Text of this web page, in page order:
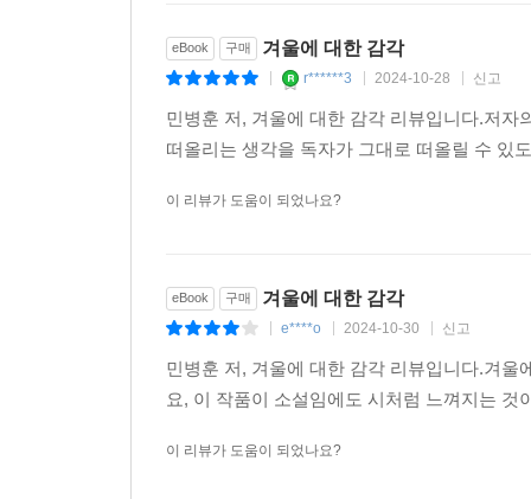
eBook 구매 겨울에 대한 감각
r******3 2024-10-28 신고
민병훈 저, 겨울에 대한 감각 리뷰입니다.저
떠올리는 생각을 독자가 그대로 떠올릴 수 있
이 리뷰가 도움이 되었나요?
eBook 구매 겨울에 대한 감각
e****o 2024-10-30 신고
민병훈 저, 겨울에 대한 감각 리뷰입니다.겨
요, 이 작품이 소설임에도 시처럼 느껴지는
이 리뷰가 도움이 되었나요?